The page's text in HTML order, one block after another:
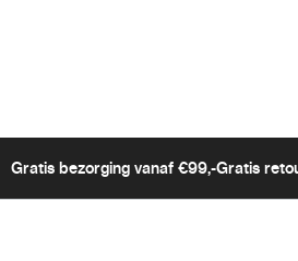
Gratis bezorging vanaf €99,-Gratis